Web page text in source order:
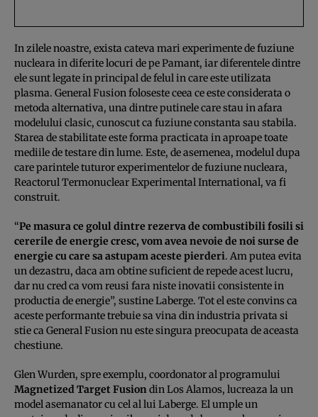
In zilele noastre, exista cateva mari experimente de fuziune
nucleara in diferite locuri de pe Pamant, iar diferentele dintre
ele sunt legate in principal de felul in care este utilizata
plasma. General Fusion foloseste ceea ce este considerata o
metoda alternativa, una dintre putinele care stau in afara
modelului clasic, cunoscut ca fuziune constanta sau stabila.
Starea de stabilitate este forma practicata in aproape toate
mediile de testare din lume. Este, de asemenea, modelul dupa
care parintele tuturor experimentelor de fuziune nucleara,
Reactorul Termonuclear Experimental International, va fi
construit.
“Pe masura ce golul dintre rezerva de combustibili fosili si
cererile de energie cresc, vom avea nevoie de noi surse de
energie cu care sa astupam aceste pierderi. Am putea evita
un dezastru, daca am obtine suficient de repede acest lucru,
dar nu cred ca vom reusi fara niste inovatii consistente in
productia de energie”, sustine Laberge. Tot el este convins ca
aceste performante trebuie sa vina din industria privata si
stie ca General Fusion nu este singura preocupata de aceasta
chestiune.
Glen Wurden, spre exemplu, coordonator al programului
Magnetized Target Fusiondin Los Alamos, lucreaza la un
model asemanator cu cel al lui Laberge. El umple un